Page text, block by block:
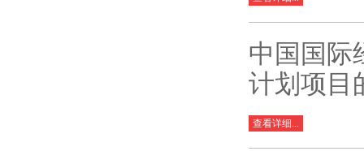
中国国际
计划项目
查看详细...